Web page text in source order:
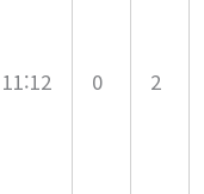
11:12 0 2